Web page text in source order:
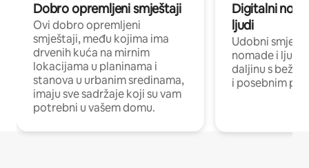
Dobro opremljeni smještaji
Ovi dobro opremljeni
smještaji, među kojima ima
drvenih kuća na mirnim
lokacijama u planinama i
stanova u urbanim sredinama,
imaju sve sadržaje koji su vam
potrebni u vašem domu.
Digitalni
ljudi
Udobni
nomade i ljude
daljinu s
i posebnim